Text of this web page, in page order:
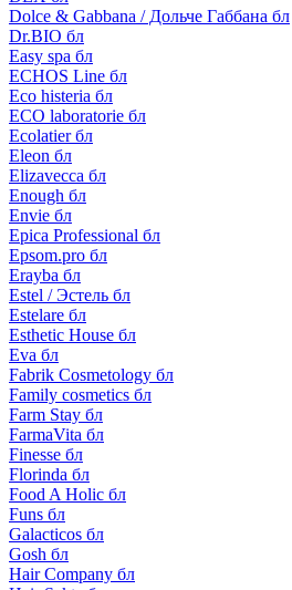
Dolce & Gabbana / Дольче Габбана бл
Dr.BIO бл
Easy spa бл
ECHOS Line бл
Eco histeria бл
ECO laboratorie бл
Ecolatier бл
Eleon бл
Elizavecca бл
Enough бл
Envie бл
Epica Professional бл
Epsom.pro бл
Erayba бл
Estel / Эстель бл
Estelare бл
Esthetic House бл
Eva бл
Fabrik Cosmetology бл
Family cosmetics бл
Farm Stay бл
FarmaVita бл
Finesse бл
Florinda бл
Food A Holic бл
Funs бл
Galacticos бл
Gosh бл
Hair Company бл